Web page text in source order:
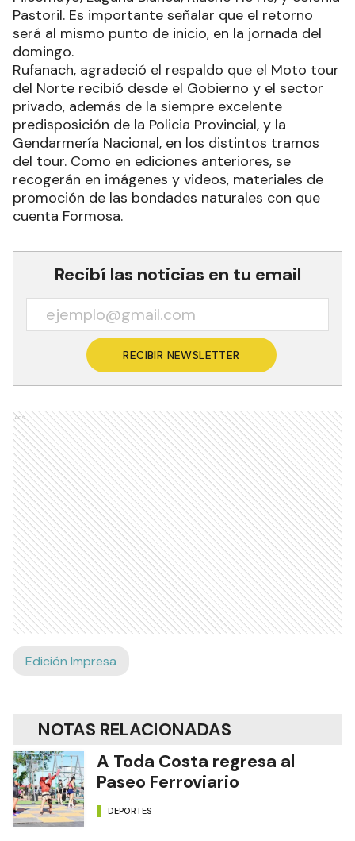
Pastoril. Es importante señalar que el retorno
será al mismo punto de inicio, en la jornada del
domingo.
Rufanach, agradeció el respaldo que el Moto tour
del Norte recibió desde el Gobierno y el sector
privado, además de la siempre excelente
predisposición de la Policia Provincial, y la
Gendarmería Nacional, en los distintos tramos
del tour. Como en ediciones anteriores, se
recogerán en imágenes y videos, materiales de
promoción de las bondades naturales con que
cuenta Formosa.
Recibí las noticias en tu email
RECIBIR NEWSLETTER
Ads
Edición Impresa
NOTAS RELACIONADAS
A Toda Costa regresa al
Paseo Ferroviario
DEPORTES